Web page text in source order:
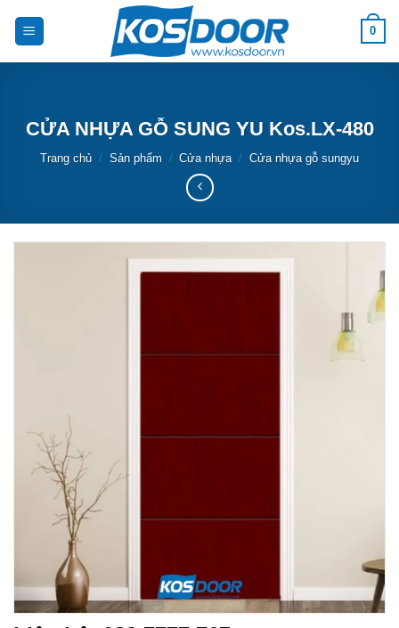
0
CỬA NHỰA GỖ SUNG YU Kos.LX-480
Trang chủ / Sản phẩm / Cửa nhựa / Cửa nhựa gỗ sungyu